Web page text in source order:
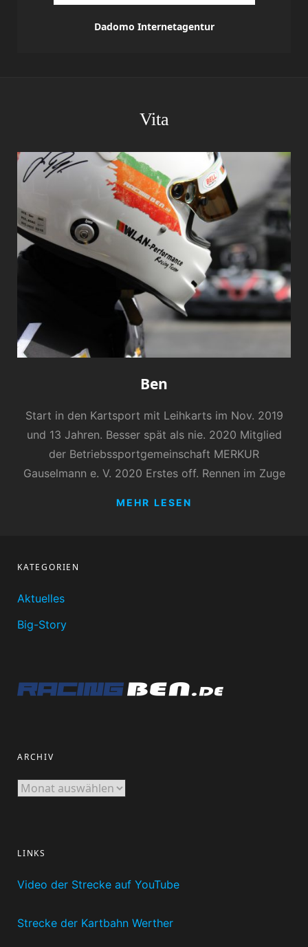
Dadomo Internetagentur
Vita
Ben
Start in den Kartsport mit Leihkarts im Nov. 2019
und 13 Jahren. Besser spät als nie. 2020 Mitglied
der Betriebssportgemeinschaft MERKUR
Gauselmann e. V. 2020 Erstes off. Rennen im Zuge
MEHR LESEN
KATEGORIEN
Aktuelles
Big-Story
ARCHIV
Archiv
LINKS
Video der Strecke auf YouTube
Strecke der Kartbahn Werther